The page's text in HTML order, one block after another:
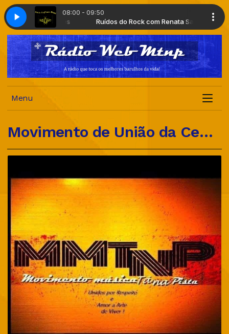
08:00 - 09:50
com Renata Salles Ruídos do Rock com Renata Salles
Explica o Brasil Um a Um - Nada Explica o Brasil
Menu
Movimento de União da Cena Independente Mundial Música Tá na Pista